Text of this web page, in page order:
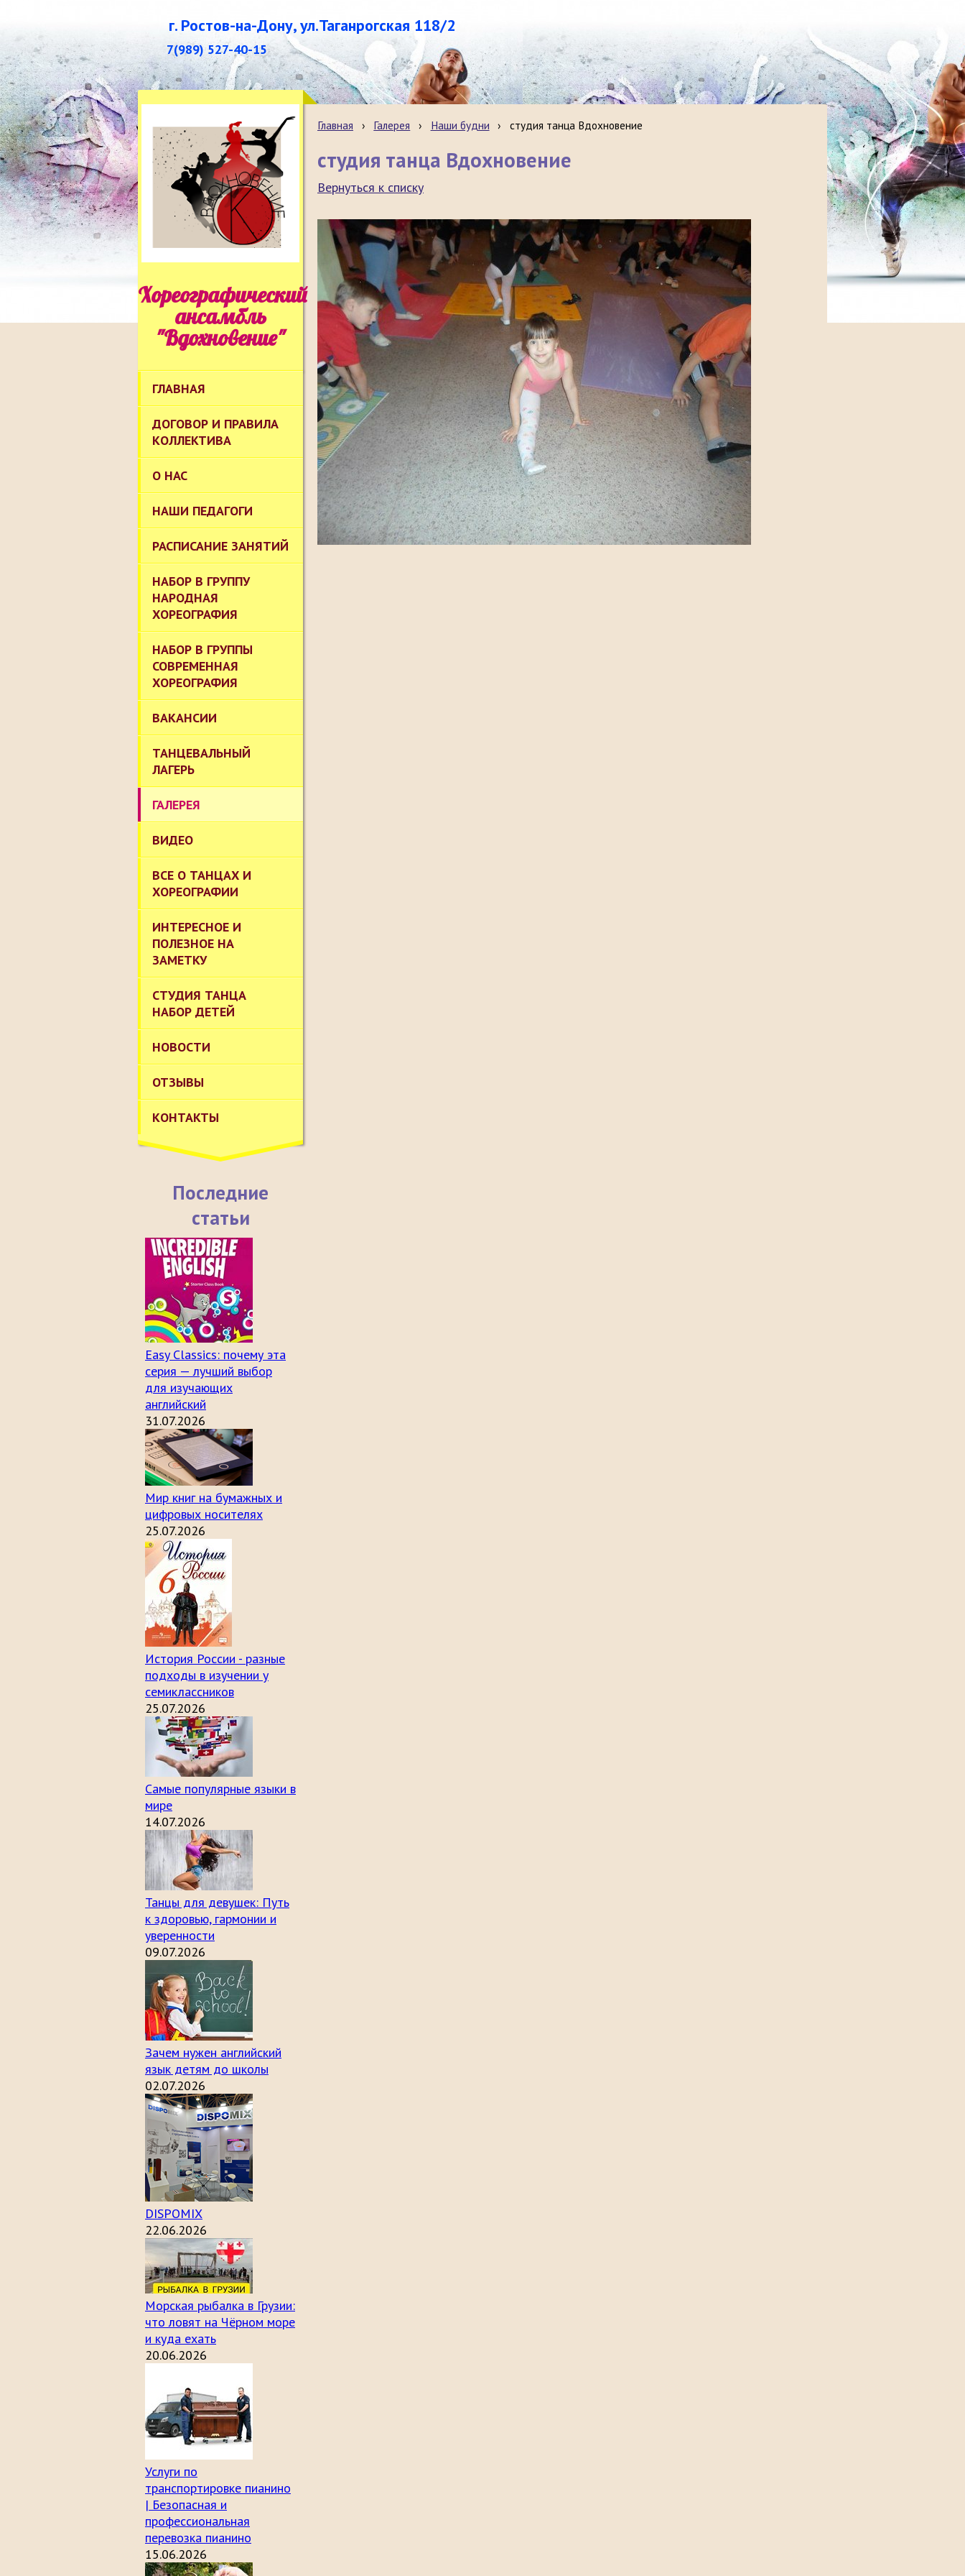
г. Ростов-на-Дону, ул.Таганрогская 118/2
7(989) 527-40-15
Хореографический
ансамбль
"Вдохновение"
ГЛАВНАЯ
ДОГОВОР И ПРАВИЛА
КОЛЛЕКТИВА
О НАС
НАШИ ПЕДАГОГИ
РАСПИСАНИЕ ЗАНЯТИЙ
НАБОР В ГРУППУ
НАРОДНАЯ
ХОРЕОГРАФИЯ
НАБОР В ГРУППЫ
СОВРЕМЕННАЯ
ХОРЕОГРАФИЯ
ВАКАНСИИ
ТАНЦЕВАЛЬНЫЙ
ЛАГЕРЬ
ГАЛЕРЕЯ
ВИДЕО
ВСЕ О ТАНЦАХ И
ХОРЕОГРАФИИ
ИНТЕРЕСНОЕ И
ПОЛЕЗНОЕ НА
ЗАМЕТКУ
СТУДИЯ ТАНЦА
НАБОР ДЕТЕЙ
НОВОСТИ
ОТЗЫВЫ
КОНТАКТЫ
Последние
статьи
Easy Classics: почему эта
серия — лучший выбор
для изучающих
английский
31.07.2026
Мир книг на бумажных и
цифровых носителях
25.07.2026
История России - разные
подходы в изучении у
семиклассников
25.07.2026
Самые популярные языки в
мире
14.07.2026
Танцы для девушек: Путь
к здоровью, гармонии и
уверенности
09.07.2026
Зачем нужен английский
язык детям до школы
02.07.2026
DISPOMIX
22.06.2026
Морская рыбалка в Грузии:
что ловят на Чёрном море
и куда ехать
20.06.2026
Услуги по
транспортировке пианино
| Безопасная и
профессиональная
перевозка пианино
15.06.2026
Главная › Галерея › Наши будни › студия танца Вдохновение
студия танца Вдохновение
Вернуться к списку